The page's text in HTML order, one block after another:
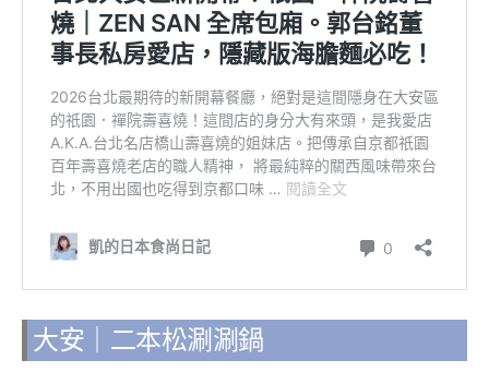
大安｜二本松涮涮鍋